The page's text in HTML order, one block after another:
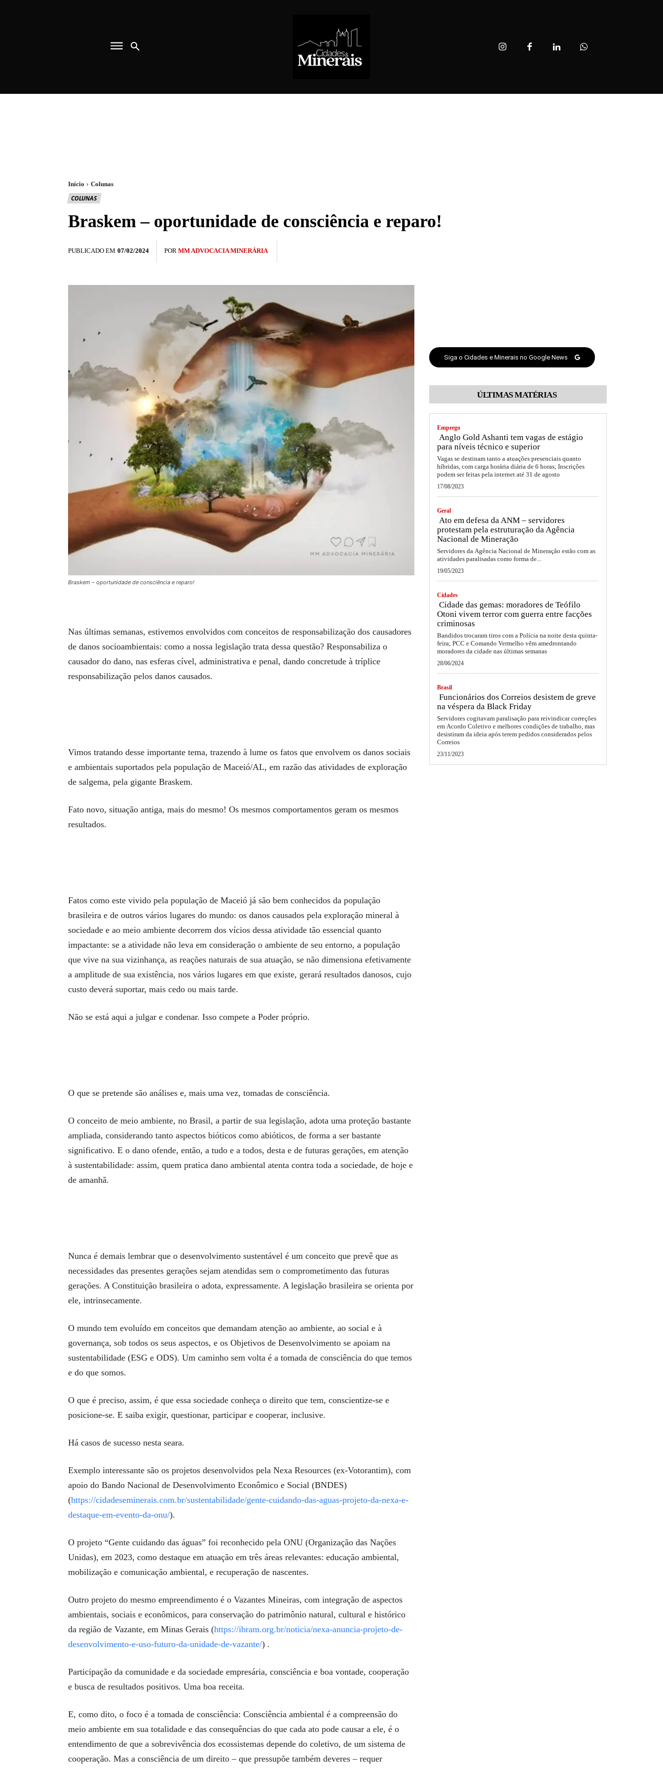
Início Colunas
COLUNAS
Braskem – oportunidade de consciência e reparo!
PUBLICADO EM 07/02/2024 POR MM ADVOCACIA MINERÁRIA
Braskem – oportunidade de consciência e reparo!
Nas últimas semanas, estivemos envolvidos com conceitos de responsabilização dos causadores
de danos socioambientais: como a nossa legislação trata dessa questão? Responsabiliza o
causador do dano, nas esferas cível, administrativa e penal, dando concretude à tríplice
responsabilização pelos danos causados.
Vimos tratando desse importante tema, trazendo à lume os fatos que envolvem os danos sociais
e ambientais suportados pela população de Maceió/AL, em razão das atividades de exploração
de salgema, pela gigante Braskem.
Fato novo, situação antiga, mais do mesmo! Os mesmos comportamentos geram os mesmos
resultados.
Fatos como este vivido pela população de Maceió já são bem conhecidos da população
brasileira e de outros vários lugares do mundo: os danos causados pela exploração mineral à
sociedade e ao meio ambiente decorrem dos vícios dessa atividade tão essencial quanto
impactante: se a atividade não leva em consideração o ambiente de seu entorno, a população
que vive na sua vizinhança, as reações naturais de sua atuação, se não dimensiona efetivamente
a amplitude de sua existência, nos vários lugares em que existe, gerará resultados danosos, cujo
custo deverá suportar, mais cedo ou mais tarde.
Não se está aqui a julgar e condenar. Isso compete a Poder próprio.
O que se pretende são análises e, mais uma vez, tomadas de consciência.
O conceito de meio ambiente, no Brasil, a partir de sua legislação, adota uma proteção bastante
ampliada, considerando tanto aspectos bióticos como abióticos, de forma a ser bastante
significativo. E o dano ofende, então, a tudo e a todos, desta e de futuras gerações, em atenção
à sustentabilidade: assim, quem pratica dano ambiental atenta contra toda a sociedade, de hoje e
de amanhã.
Nunca é demais lembrar que o desenvolvimento sustentável é um conceito que prevê que as
necessidades das presentes gerações sejam atendidas sem o comprometimento das futuras
gerações. A Constituição brasileira o adota, expressamente. A legislação brasileira se orienta por
ele, intrinsecamente.
O mundo tem evoluído em conceitos que demandam atenção ao ambiente, ao social e à
governança, sob todos os seus aspectos, e os Objetivos de Desenvolvimento se apoiam na
sustentabilidade (ESG e ODS). Um caminho sem volta é a tomada de consciência do que temos
e do que somos.
O que é preciso, assim, é que essa sociedade conheça o direito que tem, conscientize-se e
posicione-se. E saiba exigir, questionar, participar e cooperar, inclusive.
Há casos de sucesso nesta seara.
Exemplo interessante são os projetos desenvolvidos pela Nexa Resources (ex-Votorantim), com
apoio do Bando Nacional de Desenvolvimento Econômico e Social (BNDES)
(https://cidadeseminerais.com.br/sustentabilidade/gente-cuidando-das-aguas-projeto-da-nexa-e-
destaque-em-evento-da-onu/).
O projeto “Gente cuidando das águas” foi reconhecido pela ONU (Organização das Nações
Unidas), em 2023, como destaque em atuação em três áreas relevantes: educação ambiental,
mobilização e comunicação ambiental, e recuperação de nascentes.
Outro projeto do mesmo empreendimento é o Vazantes Mineiras, com integração de aspectos
ambientais, sociais e econômicos, para conservação do patrimônio natural, cultural e histórico
da região de Vazante, em Minas Gerais (https://ibram.org.br/noticia/nexa-anuncia-projeto-de-
desenvolvimento-e-uso-futuro-da-unidade-de-vazante/) .
Participação da comunidade e da sociedade empresária, consciência e boa vontade, cooperação
e busca de resultados positivos. Uma boa receita.
E, como dito, o foco é a tomada de consciência: Consciência ambiental é a compreensão do
meio ambiente em sua totalidade e das consequências do que cada ato pode causar a ele, é o
entendimento de que a sobrevivência dos ecossistemas depende do coletivo, de um sistema de
cooperação. Mas a consciência de um direito – que pressupõe também deveres – requer
Siga o Cidades e Minerais no Google News
ÚLTIMAS MATÉRIAS
Emprego
Anglo Gold Ashanti tem vagas de estágio
para níveis técnico e superior
Vagas se destinam tanto a atuações presenciais quanto
híbridas, com carga horária diária de 6 horas; Inscrições
podem ser feitas pela internet até 31 de agosto
17/08/2023
Geral
Ato em defesa da ANM – servidores
protestam pela estruturação da Agência
Nacional de Mineração
Servidores da Agência Nacional de Mineração estão com as
atividades paralisadas como forma de...
19/05/2023
Cidades
Cidade das gemas: moradores de Teófilo
Otoni vivem terror com guerra entre facções
criminosas
Bandidos trocaram tiros com a Polícia na noite desta quinta-
feira; PCC e Comando Vermelho vêm amedrontando
moradores da cidade nas últimas semanas
28/06/2024
Brasil
Funcionários dos Correios desistem de greve
na véspera da Black Friday
Servidores cogitavam paralisação para reivindicar correções
em Acordo Coletivo e melhores condições de trabalho, mas
desistiram da ideia após terem pedidos considerados pelos
Correios
23/11/2023